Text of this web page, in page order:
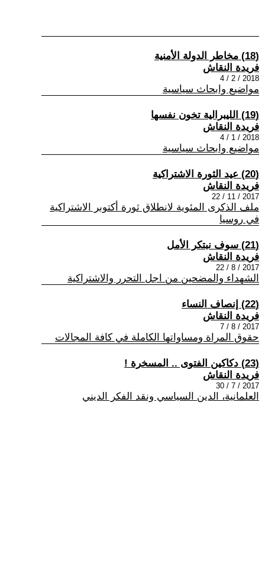
(18) مخاطر الدولة الأمنية
فريدة النقاش
2018 / 2 / 4
مواضيع وابحاث سياسية
(19) الليبرالية تخون نفسها
فريدة النقاش
2018 / 1 / 4
مواضيع وابحاث سياسية
(20) عيد الثورة الاشتراكية
فريدة النقاش
2017 / 11 / 22
ملف الذكرى المئوية لانطلاق ثورة أكتوبر الاشتراكية
في روسيا
(21) سوف نبتكر الأمل
فريدة النقاش
2017 / 8 / 22
الشهداء والمضحين من اجل التحرر والاشتراكية
(22) إنصاف النساء
فريدة النقاش
2017 / 8 / 7
حقوق المراة ومساواتها الكاملة في كافة المجالات
(23) دكاكين الفتوى .. المسخرة !
فريدة النقاش
2017 / 7 / 30
العلمانية، الدين السياسي ونقد الفكر الديني